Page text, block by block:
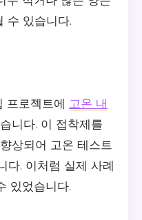
수 있습니다.
프로젝트에 고온 내
니다. 이 접착제를
상되어 고온 테스트
다. 이처럼 실제 사례
있었습니다.